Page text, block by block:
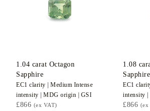
1.04 carat Octagon
Sapphire
EC1 clarity | Medium Intense
intensity | MDG origin | GSI
£866 (ex VAT)
1.08
Sapphire
EC1
intensity |
£866 (ex